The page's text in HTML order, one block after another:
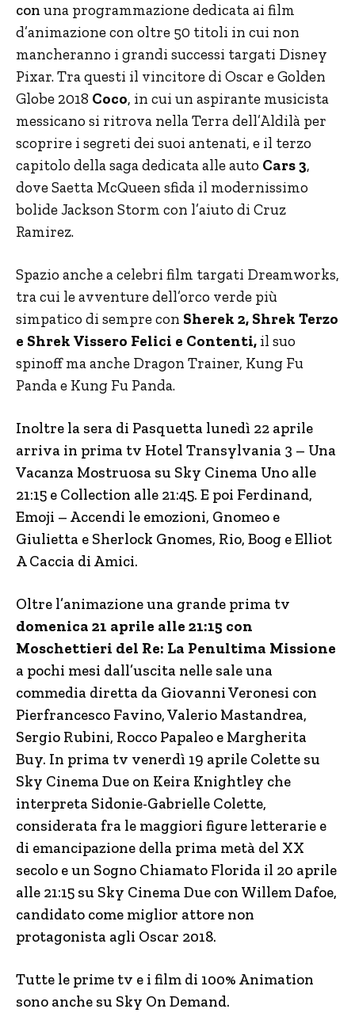
con una programmazione dedicata ai film
d’animazione con oltre 50 titoli in cui non
mancheranno i grandi successi targati Disney
Pixar. Tra questi il vincitore di Oscar e Golden
Globe 2018 Coco, in cui un aspirante musicista
messicano si ritrova nella Terra dell’Aldilà per
scoprire i segreti dei suoi antenati, e il terzo
capitolo della saga dedicata alle auto Cars 3,
dove Saetta McQueen sfida il modernissimo
bolide Jackson Storm con l’aiuto di Cruz
Ramirez.
Spazio anche a celebri film targati Dreamworks,
tra cui le avventure dell’orco verde più
simpatico di sempre con Sherek 2, Shrek Terzo
e Shrek Vissero Felici e Contenti, il suo
spinoff ma anche Dragon Trainer, Kung Fu
Panda e Kung Fu Panda.
Inoltre la sera di Pasquetta lunedì 22 aprile
arriva in prima tv Hotel Transylvania 3 – Una
Vacanza Mostruosa su Sky Cinema Uno alle
21:15 e Collection alle 21:45. E poi Ferdinand,
Emoji – Accendi le emozioni, Gnomeo e
Giulietta e Sherlock Gnomes, Rio, Boog e Elliot
A Caccia di Amici.
Oltre l’animazione una grande prima tv
domenica 21 aprile alle 21:15 con
Moschettieri del Re: La Penultima Missione
a pochi mesi dall’uscita nelle sale una
commedia diretta da Giovanni Veronesi con
Pierfrancesco Favino, Valerio Mastandrea,
Sergio Rubini, Rocco Papaleo e Margherita
Buy. In prima tv venerdì 19 aprile Colette su
Sky Cinema Due on Keira Knightley che
interpreta Sidonie-Gabrielle Colette,
considerata fra le maggiori figure letterarie e
di emancipazione della prima metà del XX
secolo e un Sogno Chiamato Florida il 20 aprile
alle 21:15 su Sky Cinema Due con Willem Dafoe,
candidato come miglior attore non
protagonista agli Oscar 2018.
Tutte le prime tv e i film di 100% Animation
sono anche su Sky On Demand.